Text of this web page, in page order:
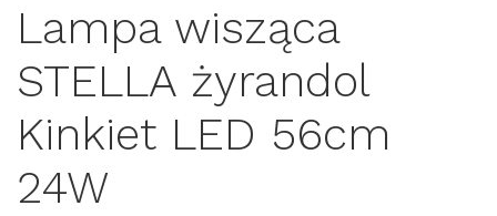
Lampa wisząca
STELLA żyrandol
Kinkiet LED 56cm
24W